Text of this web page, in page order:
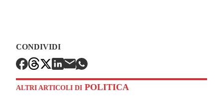
CONDIVIDI
ALTRI ARTICOLI DI POLITICA